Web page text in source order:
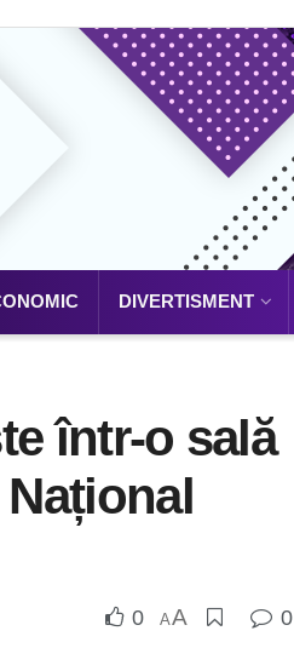
DIVERTISMENT
într-o sală
0 AA 0